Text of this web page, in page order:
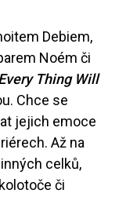
Debiem,
Noém či
Thing Will
Chce se
jejich emoce
Až na
celků,
či